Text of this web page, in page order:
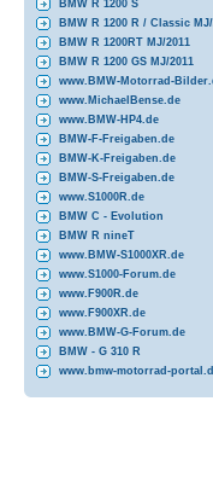
BMW R 1200 S
BMW R 1200 R / Classic
BMW R 1200RT MJ/2011
BMW R 1200 GS MJ/2011
www.BMW-Motorrad-
www.MichaelBense.de
www.BMW-HP4.de
BMW-F-Freigaben.de
BMW-K-Freigaben.de
BMW-S-Freigaben.de
www.S1000R.de
BMW C - Evolution
BMW R nineT
www.BMW-S1000XR.de
www.S1000-Forum.de
www.F900R.de
www.F900XR.de
www.BMW-G-Forum.de
BMW - G 310 R
www.bmw-motorrad-